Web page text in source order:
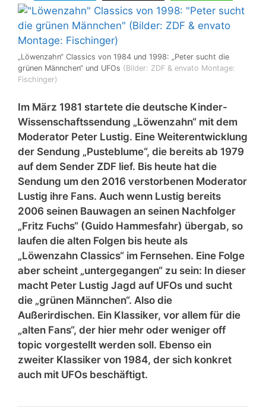
„Löwenzahn“ Classics von 1984 und 1998: „Peter sucht die
grünen Männchen“ und UFOs (Bilder: ZDF & envato Montage:
Fischinger)
Im März 1981 startete die deutsche Kinder-
Wissenschaftssendung „Löwenzahn“ mit dem
Moderator Peter Lustig. Eine Weiterentwicklung
der Sendung „Pusteblume“, die bereits ab 1979
auf dem Sender ZDF lief. Bis heute hat die
Sendung um den 2016 verstorbenen Moderator
Lustig ihre Fans. Auch wenn Lustig bereits
2006 seinen Bauwagen an seinen Nachfolger
„Fritz Fuchs“ (Guido Hammesfahr) übergab, so
laufen die alten Folgen bis heute als
„Löwenzahn Classics“ im Fernsehen. Eine Folge
aber scheint „untergegangen“ zu sein: In dieser
macht Peter Lustig Jagd auf UFOs und sucht
die „grünen Männchen“. Also die
Außerirdischen. Ein Klassiker, vor allem für die
„alten Fans“, der hier mehr oder weniger off
topic vorgestellt werden soll. Ebenso ein
zweiter Klassiker von 1984, der sich konkret
auch mit UFOs beschäftigt.